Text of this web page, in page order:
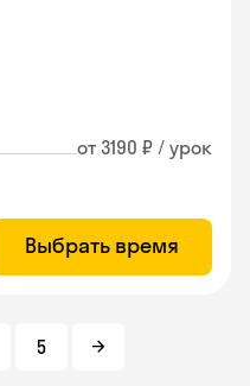
от 3190 ₽ / урок
Выбрать время
5